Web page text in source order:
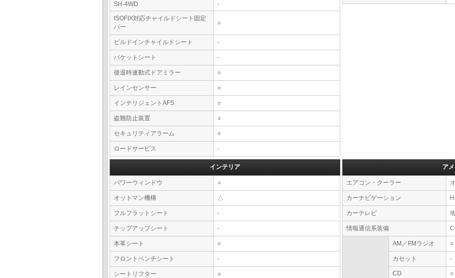
SH-4WD
-
ISOFIX対応チャイルドシート固定
バー
○
ビルドインチャイルドシート -
バケットシート -
後退時連動式ドアミラー ○
レインセンサー ○
インテリジェントAFS ○
盗難防止装置 ○
セキュリティアラーム ○
ロードサービス -
インテリア
パワーウィンドウ ○
オットマン機構 △
フルフラットシート -
チップアップシート -
本革シート ○
フロントベンチシート -
シートリフター ○
ア
エアコン・クーラー
カーナビゲーション
カーテレビ
情報通信系装備
AM／FMラジオ ○
カセット -
CD
○